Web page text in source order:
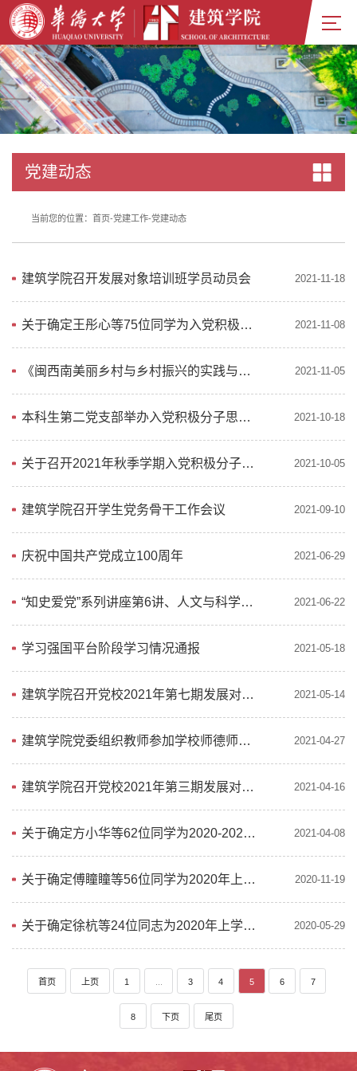
党建动态
当前您的位置： 首页-党建工作-党建动态
建筑学院召开发展对象培训班学员动员会 2021-11-18
关于确定王彤心等75位同学为入党积极分子的通知 2021-11-08
《闽西南美丽乡村与乡村振兴的实践与思考》讲座预告 2021-11-05
本科生第二党支部举办入党积极分子思想汇报会 2021-10-18
关于召开2021年秋季学期入党积极分子思想汇报会的通知 2021-10-05
建筑学院召开学生党务骨干工作会议 2021-09-10
庆祝中国共产党成立100周年 2021-06-29
“知史爱党”系列讲座第6讲、人文与科学精神系列讲座第105讲 2021-06-22
学习强国平台阶段学习情况通报 2021-05-18
建筑学院召开党校2021年第七期发展对象培训班学习动员会 2021-05-14
建筑学院党委组织教师参加学校师德师风专题网络培训班 2021-04-27
建筑学院召开党校2021年第三期发展对象培训班学习动员会 2021-04-16
关于确定方小华等62位同学为2020-2021学年第二学期入党积极分子的通知 2021-04-08
关于确定傅瞳瞳等56位同学为2020年上学期入党积极分子的通知 2020-11-19
关于确定徐杭等24位同志为2020年上学期发展对象的通知 2020-05-29
首页 上页 1 3 4 5 6 7
8 下页 尾页